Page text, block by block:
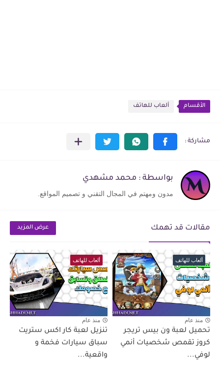
الأقسام ألعاب للهاتف
بواسطة : محمد مشهدي
مدون ومهتم في المجال التقني و تصميم المواقع.
مقالات قد تهمك عرض المزيد
ألعاب للهاتف
منذ عام
تحميل لعبة ون بيس تريجر
كروز تقمص شخصيات أنمي
لوفي...
ألعاب للهاتف
منذ عام
تنزيل لعبة كار اكس ستريت
سباق سيارات فخمة و
واقعية...